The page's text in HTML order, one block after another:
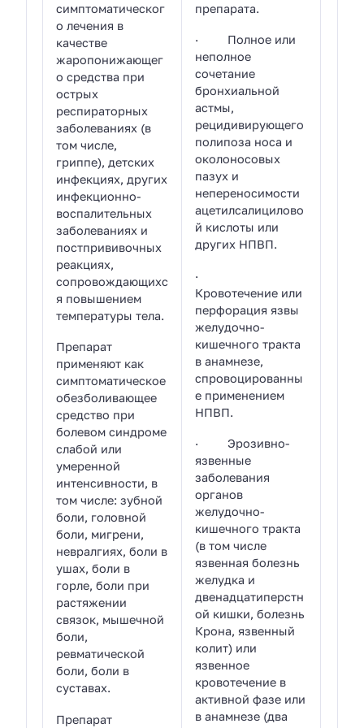
симптоматическог
о лечения в
качестве
жаропонижающег
о средства при
острых
респираторных
заболеваниях (в
том числе,
гриппе), детских
инфекциях, других
инфекционно-
воспалительных
заболеваниях и
постпрививочных
реакциях,
сопровождающихс
я повышением
температуры тела.
Препарат
применяют как
симптоматическое
обезболивающее
средство при
болевом синдроме
слабой или
умеренной
интенсивности, в
том числе: зубной
боли, головной
боли, мигрени,
невралгиях, боли в
ушах, боли в
горле, боли при
растяжении
связок, мышечной
боли,
ревматической
боли, боли в
суставах.
Препарат
препарата.
· Полное или
неполное
сочетание
бронхиальной
астмы,
рецидивирующего
полипоза носа и
околоносовых
пазух и
непереносимости
ацетилсалицилово
й кислоты или
других НПВП.
·
Кровотечение или
перфорация язвы
желудочно-
кишечного тракта
в анамнезе,
спровоцированны
е применением
НПВП.
· Эрозивно-
язвенные
заболевания
органов
желудочно-
кишечного тракта
(в том числе
язвенная болезнь
желудка и
двенадцатиперстн
ой кишки, болезнь
Крона, язвенный
колит) или
язвенное
кровотечение в
активной фазе или
в анамнезе (два